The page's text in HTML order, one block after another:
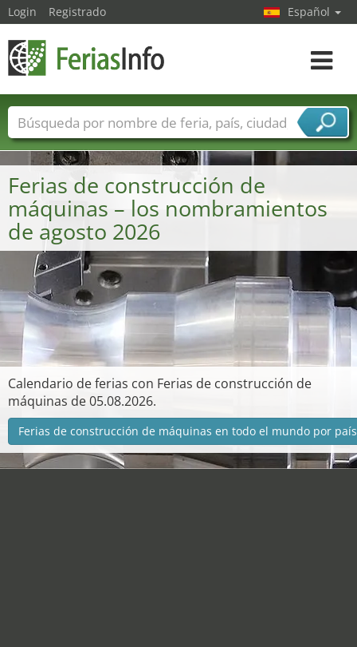
Ferias de construcción de
máquinas – los nombramientos
de agosto 2026
Calendario de ferias con Ferias de construcción de
máquinas de 05.08.2026.
Ferias de construcción de máquinas en todo el mundo por país
Login Registrado Español
toggle
Nombres de ferias Países
Ciudades
Sectores de ferias
Sectores de proveedor de servicios